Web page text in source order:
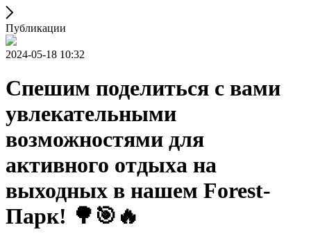
Публикации
2024-05-18 10:32
Спешим поделиться с вами
увлекательными
возможностями для
активного отдыха на
выходных в нашем Forest-
Парк! 🌳🎯🔥